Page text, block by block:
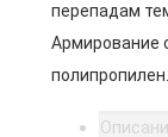
перепадам
Армирование
полипропилен.